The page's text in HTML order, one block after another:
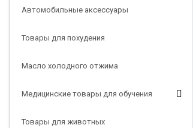
Автомобильные аксессуары
Товары для похудения
Масло холодного отжима
Медицинские товары для обучения
Товары для животных